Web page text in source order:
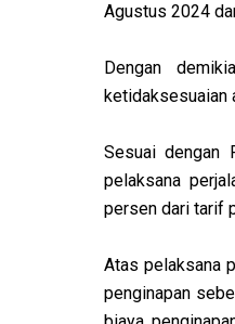
Agustus 2024
Dengan
ketidaksesuaian
Sesuai dengan
pelaksana
persen dari tarif
Atas pelaksana
penginapan